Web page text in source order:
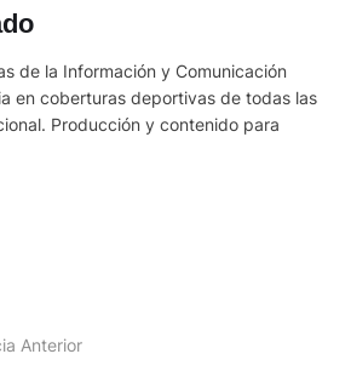
de la Información y Comunicación
en coberturas deportivas de todas las
Producción y contenido para
Anterior